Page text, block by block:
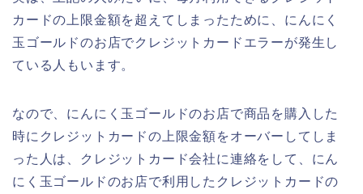
カードの上限金額を超えてしまったために、にんにく
玉ゴールドのお店でクレジットカードエラーが発生し
ている人もいます。
なので、にんにく玉ゴールドのお店で商品を購入した
時にクレジットカードの上限金額をオーバーしてしま
った人は、クレジットカード会社に連絡をして、にん
にく玉ゴールドのお店で利用したクレジットカードの